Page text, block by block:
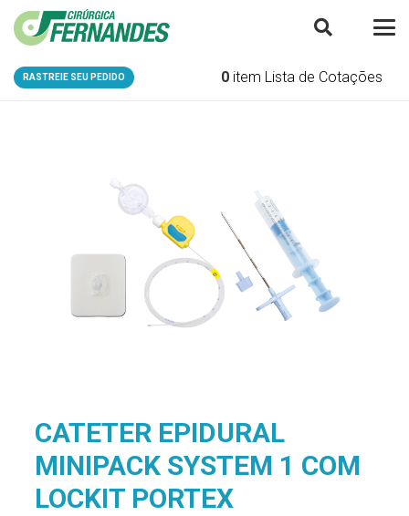
RASTREIE SEU PEDIDO 0 item Lista de Cotações
CATETER EPIDURAL
MINIPACK SYSTEM 1 COM
LOCKIT PORTEX